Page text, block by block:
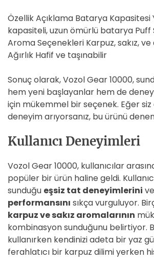
Özellik Açıklama Batarya Kapasitesi
kapasiteli, uzun ömürlü batarya Puff
Aroma Seçenekleri Karpuz, sakız, ve
Ağırlık Hafif ve taşınabilir
Sonuç olarak, Vozol Gear 10000,
hem yeni başlayanlar hem de
için mükemmel bir seçenek. Eğer
deneyim arıyorsanız, bu ürünü
Kullanıcı Deneyimleri
Vozol Gear 10000, kullanıcılar
popüler bir ürün haline geldi.
sunduğu eşsiz tat deneyimlerini ve
performansını sıkça vurguluyor.
karpuz ve sakız aromalarının
kombinasyon sunduğunu belirtiyor.
kullanırken kendinizi adeta bir yaz
ferahlatıcı bir karpuz dilimi yerken